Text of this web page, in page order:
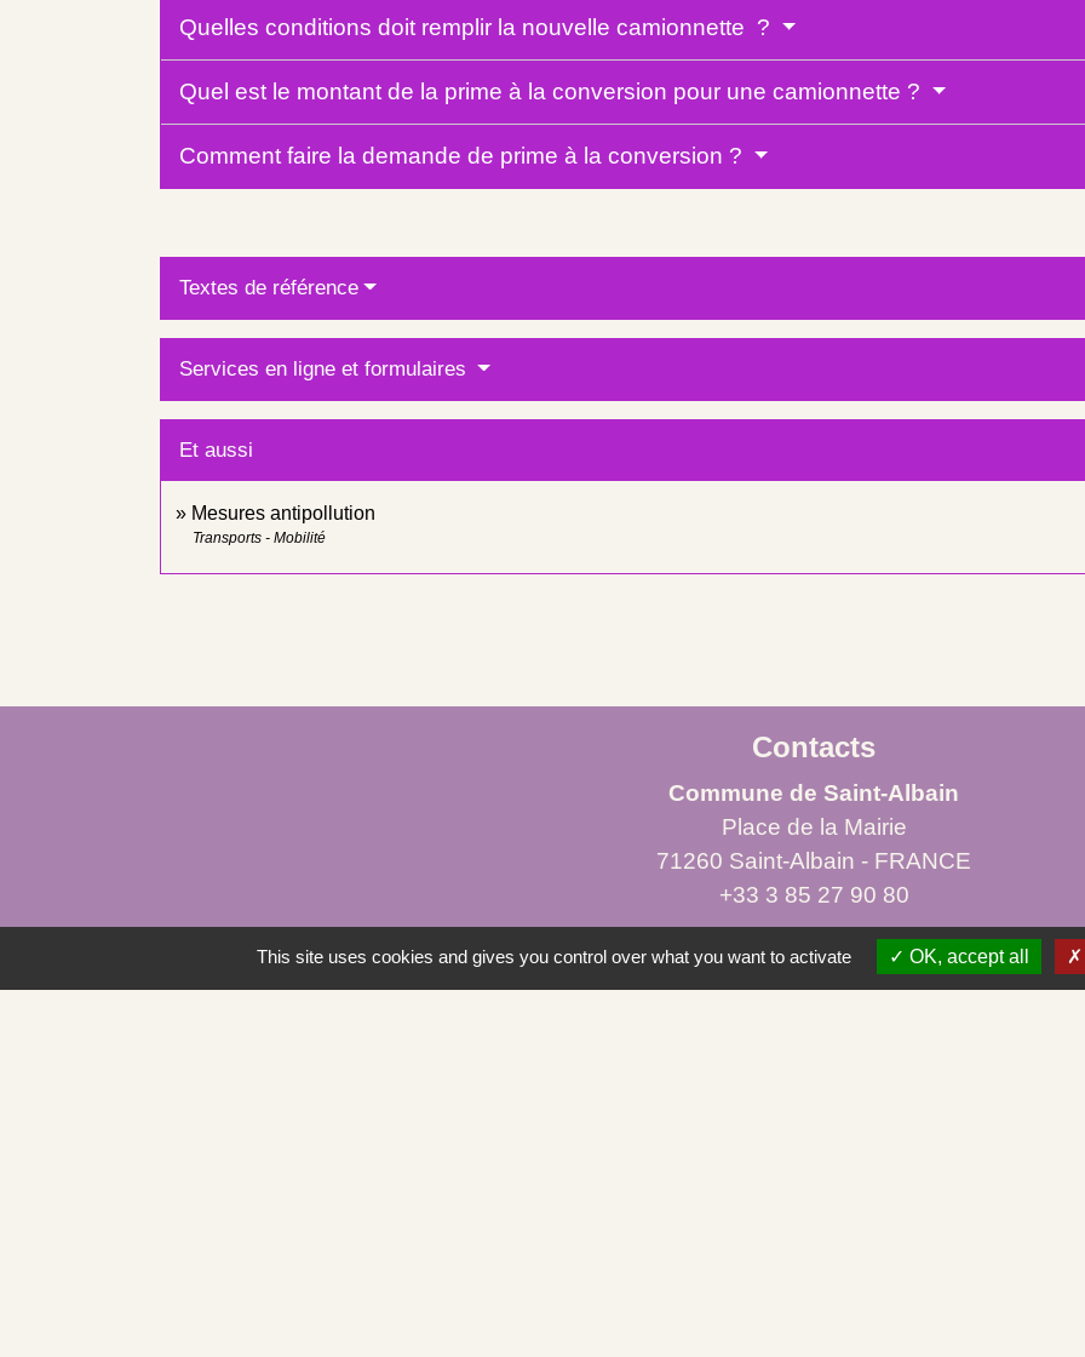
Quelles conditions doit remplir la nouvelle camionnette ?
Quel est le montant de la prime à la conversion pour une camionnette ?
Comment faire la demande de prime à la conversion ?
Textes de référence
Services en ligne et formulaires
Et aussi
Mesures antipollution
Transports - Mobilité
Contacts
Commune de Saint-Albain
Place de la Mairie
71260 Saint-Albain - FRANCE
+33 3 85 27 90 80
Courriel
mairie.st-albain@orange.fr
This site uses cookies and gives you control over what you want to activate OK, accept all